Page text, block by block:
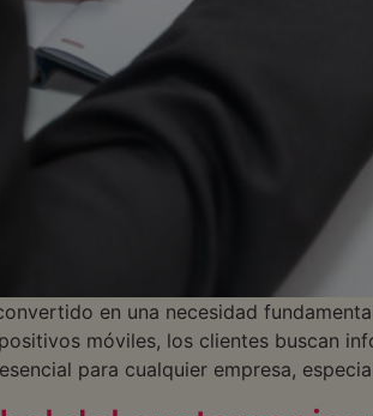
en una necesidad
móviles, los clientes buscan
para cualquier empresa,